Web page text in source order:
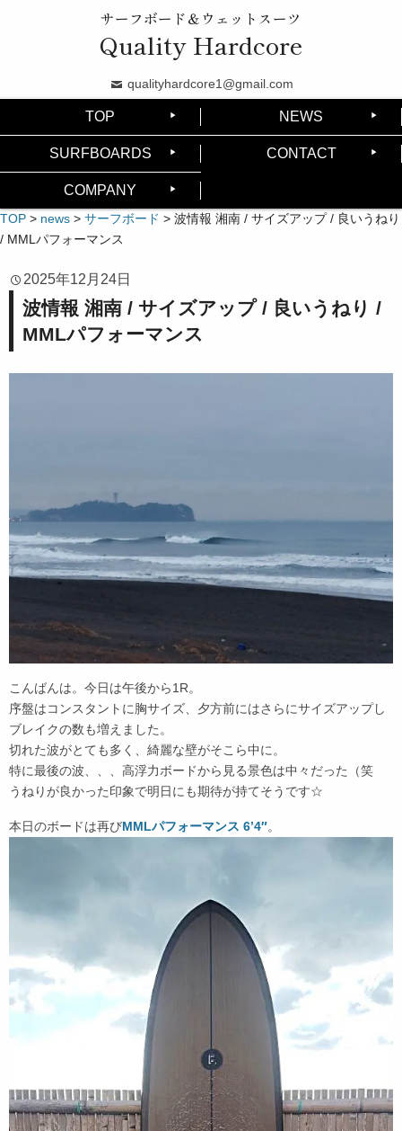
サーフボード＆ウェットスーツ
Quality Hardcore
qualityhardcore1@gmail.com
TOP NEWS
SURFBOARDS CONTACT
COMPANY
TOP > news > サーフボード > 波情報 湘南 / サイズアップ / 良いうねり
/ MMLパフォーマンス
2025年12月24日
波情報 湘南 / サイズアップ / 良いうねり /
MMLパフォーマンス
こんばんは。今日は午後から1R。
序盤はコンスタントに胸サイズ、夕方前にはさらにサイズアップし
ブレイクの数も増えました。
切れた波がとても多く、綺麗な壁がそこら中に。
特に最後の波、、、高浮力ボードから見る景色は中々だった（笑
うねりが良かった印象で明日にも期待が持てそうです☆
本日のボードは再びMMLパフォーマンス 6’4″。